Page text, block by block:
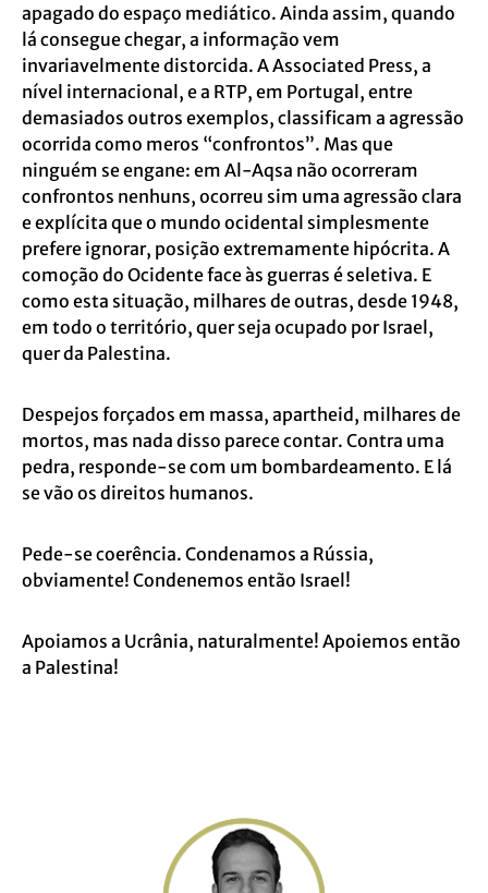
apagado do espaço mediático. Ainda assim, quando
lá consegue chegar, a informação vem
invariavelmente distorcida. A Associated Press, a
nível internacional, e a RTP, em Portugal, entre
demasiados outros exemplos, classificam a agressão
ocorrida como meros “confrontos”. Mas que
ninguém se engane: em Al-Aqsa não ocorreram
confrontos nenhuns, ocorreu sim uma agressão clara
e explícita que o mundo ocidental simplesmente
prefere ignorar, posição extremamente hipócrita. A
comoção do Ocidente face às guerras é seletiva. E
como esta situação, milhares de outras, desde 1948,
em todo o território, quer seja ocupado por Israel,
quer da Palestina.
Despejos forçados em massa, apartheid, milhares de
mortos, mas nada disso parece contar. Contra uma
pedra, responde-se com um bombardeamento. E lá
se vão os direitos humanos.
Pede-se coerência. Condenamos a Rússia,
obviamente! Condenemos então Israel!
Apoiamos a Ucrânia, naturalmente! Apoiemos então
a Palestina!